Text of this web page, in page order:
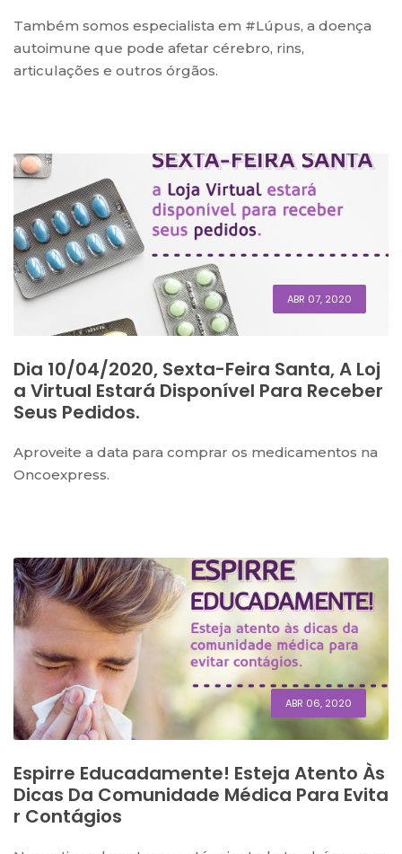
Também somos especialista em #Lúpus, a doença
autoimune que pode afetar cérebro, rins,
articulações e outros órgãos.
ABR 07, 2020
Dia 10/04/2020, Sexta-Feira Santa, A Loj
A Virtual Estará Disponível Para Receber
Seus Pedidos.
Aproveite a data para comprar os medicamentos na
Oncoexpress.
ABR 06, 2020
Espirre Educadamente! Esteja Atento Às
Dicas Da Comunidade Médica Para Evita
R Contágios